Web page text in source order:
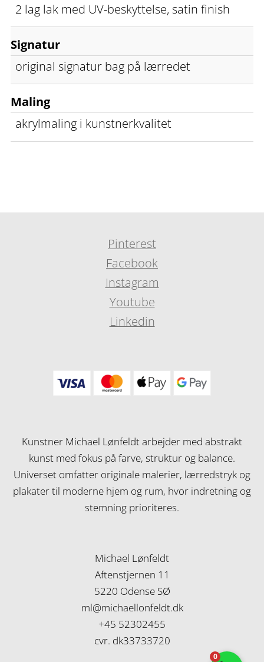
2 lag lak med UV-beskyttelse, satin finish
Signatur
original signatur bag på lærredet
Maling
akrylmaling i kunstnerkvalitet
Pinterest
Facebook
Instagram
Youtube
Linkedin
Kunstner Michael Lønfeldt arbejder med abstrakt
kunst med fokus på farve, struktur og balance.
Universet omfatter originale malerier, lærredstryk og
plakater til moderne hjem og rum, hvor indretning og
stemning prioriteres.
Michael Lønfeldt
Aftenstjernen 11
5220 Odense SØ
ml@michaellonfeldt.dk
+45 52302455
cvr. dk33733720
0